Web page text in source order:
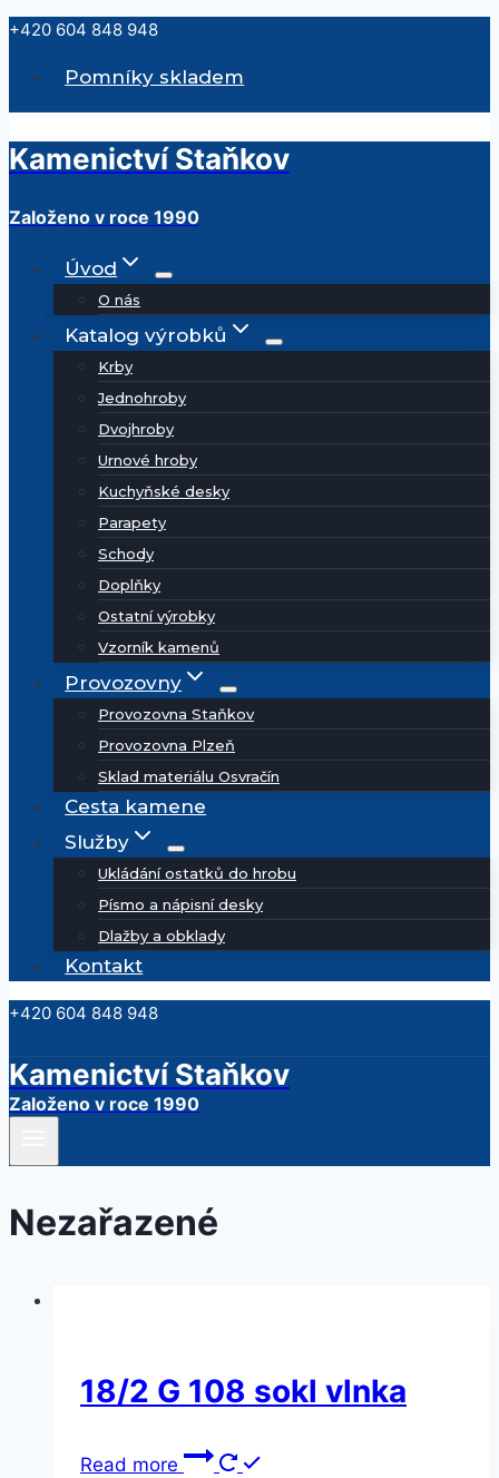
Přeskočit
+420 604 848 948
Pomníky skladem
Kamenictví Staňkov
Založeno v roce 1990
Úvod
O nás
Katalog výrobků
Krby
Jednohroby
Dvojhroby
Urnové hroby
Kuchyňské desky
Parapety
Schody
Doplňky
Ostatní výrobky
Vzorník kamenů
Provozovny
Provozovna Staňkov
Provozovna Plzeň
Sklad materiálu Osvračín
Cesta kamene
Služby
Ukládání ostatků do hrobu
Písmo a nápisní desky
Dlažby a obklady
Kontakt
+420 604 848 948
Kamenictví Staňkov
Založeno v roce 1990
Nezařazené
18/2 G 108 sokl vlnka
Read more